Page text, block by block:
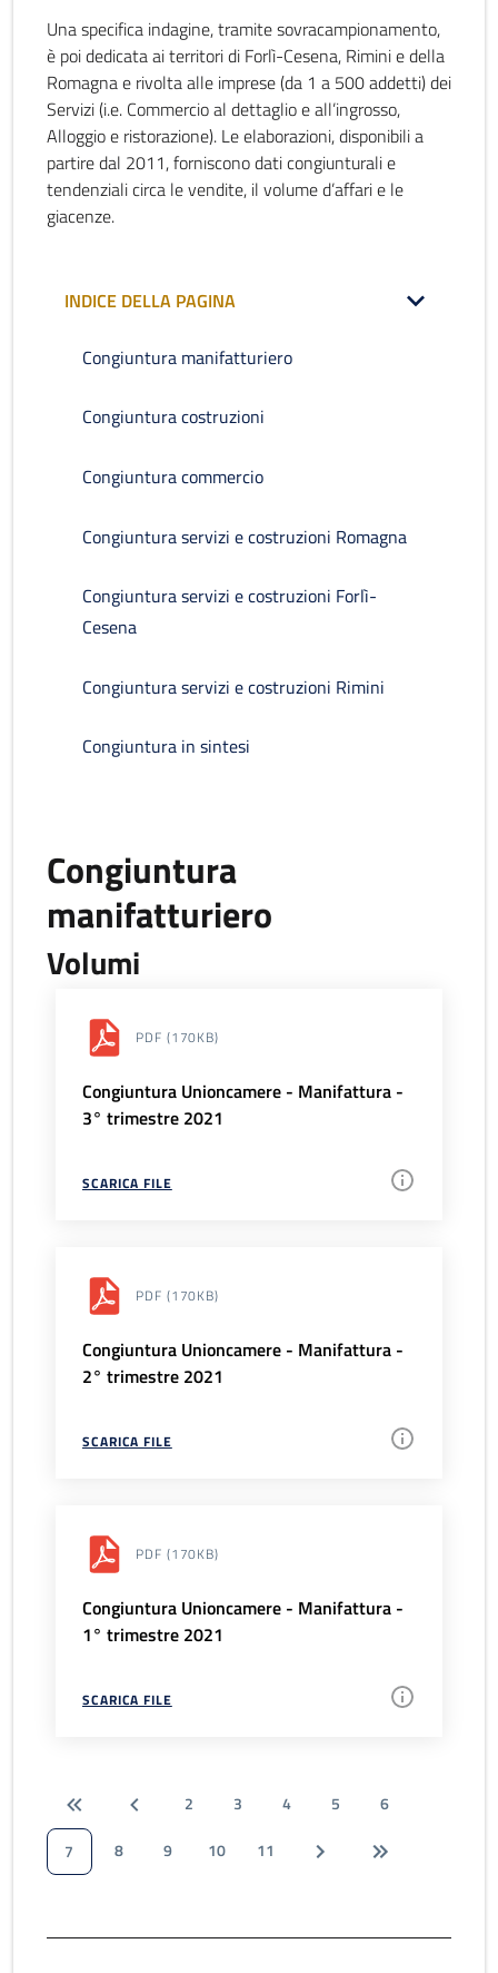
Una specifica indagine, tramite sovracampionamento,
è poi dedicata ai territori di Forlì-Cesena, Rimini e della
Romagna e rivolta alle imprese (da 1 a 500 addetti) dei
Servizi (i.e. Commercio al dettaglio e all’ingrosso,
Alloggio e ristorazione). Le elaborazioni, disponibili a
partire dal 2011, forniscono dati congiunturali e
tendenziali circa le vendite, il volume d’affari e le
giacenze.
INDICE DELLA PAGINA
Congiuntura manifatturiero
Congiuntura costruzioni
Congiuntura commercio
Congiuntura servizi e costruzioni Romagna
Congiuntura servizi e costruzioni Forlì-
Cesena
Congiuntura servizi e costruzioni Rimini
Congiuntura in sintesi
Congiuntura
manifatturiero
Volumi
PDF (170KB)
Congiuntura Unioncamere - Manifattura -
3° trimestre 2021
SCARICA FILE
PDF (170KB)
Congiuntura Unioncamere - Manifattura -
2° trimestre 2021
SCARICA FILE
PDF (170KB)
Congiuntura Unioncamere - Manifattura -
1° trimestre 2021
SCARICA FILE
2 3 4 5
6
7
8 9 10 11